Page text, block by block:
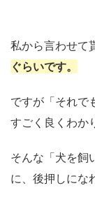
私から言わせて
ぐらいです。
ですが「それで
すごく良くわか
そんな「犬を飼
に、後押しにな